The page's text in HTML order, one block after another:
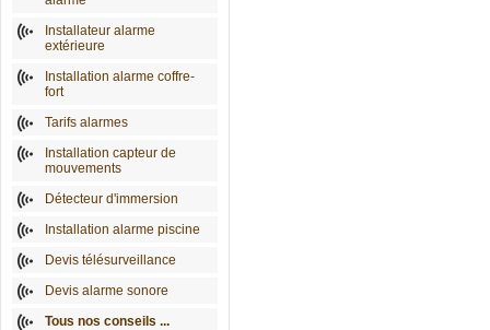
Installateur alarme
extérieure
Installation alarme coffre-
fort
Tarifs alarmes
Installation capteur de
mouvements
Détecteur d'immersion
Installation alarme piscine
Devis télésurveillance
Devis alarme sonore
Tous nos conseils ...